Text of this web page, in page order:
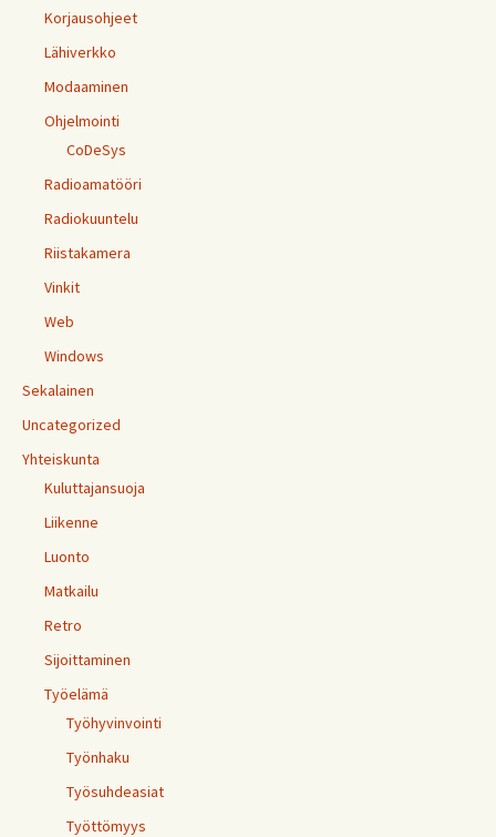
Korjausohjeet
Lähiverkko
Modaaminen
Ohjelmointi
CoDeSys
Radioamatööri
Radiokuuntelu
Riistakamera
Vinkit
Web
Windows
Sekalainen
Uncategorized
Yhteiskunta
Kuluttajansuoja
Liikenne
Luonto
Matkailu
Retro
Sijoittaminen
Työelämä
Työhyvinvointi
Työnhaku
Työsuhdeasiat
Työttömyys